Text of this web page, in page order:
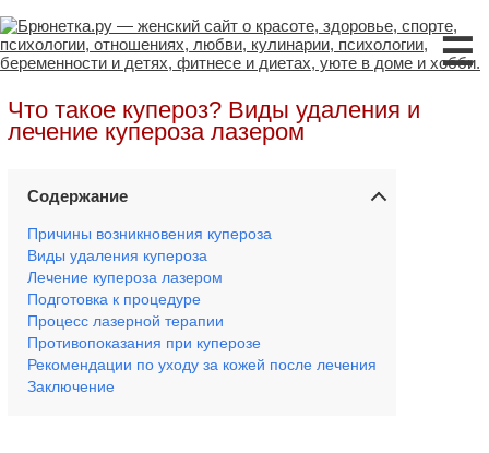
☰
Что такое купероз? Виды удаления и
лечение купероза лазером
Содержание
Причины возникновения купероза
Виды удаления купероза
Лечение купероза лазером
Подготовка к процедуре
Процесс лазерной терапии
Противопоказания при куперозе
Рекомендации по уходу за кожей после лечения
Заключение